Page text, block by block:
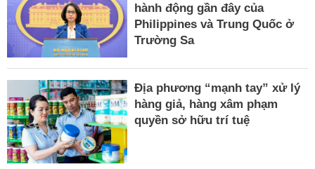
hành động gần đây của
Philippines và Trung Quốc ở
Trường Sa
Địa phương “mạnh tay” xử lý
hàng giả, hàng xâm phạm
quyền sở hữu trí tuệ